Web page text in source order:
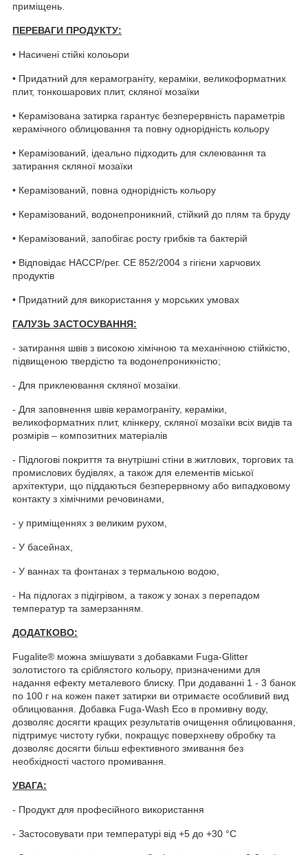
приміщень.
ПЕРЕВАГИ ПРОДУКТУ:
• Насичені стійкі колоьори
• Придатний для керамограніту, кераміки, великоформатних
плит, тонкошарових плит, скляної мозаїки
• Керамізована затирка гарантує безперервність параметрів
керамічного облицювання та повну однорідність кольору
• Керамізований, ідеально підходить для склеювання та
затирання скляної мозаїки
• Керамізований, повна однорідність кольору
• Керамізований, водонепроникний, стійкий до плям та бруду
• Керамізований, запобігає росту грибків та бактерій
• Відповідає HACCP/рег. CE 852/2004 з гігієни харчових
продуктів
• Придатний для використання у морських умовах
ГАЛУЗЬ ЗАСТОСУВАННЯ:
- затирання швів з високою хімічною та механічною стійкістю,
підвищеною твердістю та водонепроникністю;
- Для приклеювання скляної мозаїки.
- Для заповнення швів керамограніту, кераміки,
великоформатних плит, клінкеру, скляної мозаїки всіх видів та
розмірів – композитних матеріалів
- Підлогові покриття та внутрішні стіни в житлових, торгових та
промислових будівлях, а також для елементів міської
архітектури, що піддаються безперервному або випадковому
контакту з хімічними речовинами,
- у приміщеннях з великим рухом,
- У басейнах,
- У ваннах та фонтанах з термальною водою,
- На підлогах з підігрівом, а також у зонах з перепадом
температур та замерзанням.
ДОДАТКОВО:
Fugalite® можна змішувати з добавками Fuga-Glitter
золотистого та сріблястого кольору, призначеними для
надання ефекту металевого блиску. При додаванні 1 - 3 банок
по 100 г на кожен пакет затирки ви отримаєте особливий вид
облицювання. Добавка Fuga-Wash Eco в промивну воду,
дозволяє досягти кращих результатів очищення облицювання,
підтримує чистоту губки, покращує поверхневу обробку та
дозволяє досягти більш ефективного змивання без
необхідності частого промивання.
УВАГА:
- Продукт для професійного використання
- Застосовувати при температурі від +5 до +30 °C